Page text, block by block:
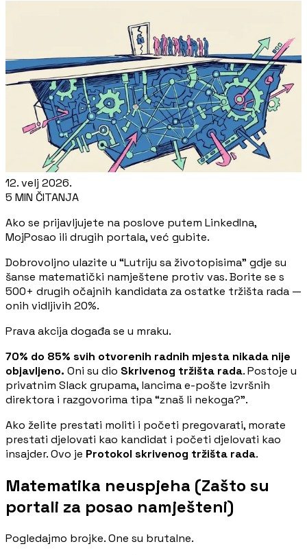
12. velj 2026.
5 MIN ČITANJA
Ako se prijavljujete na poslove putem LinkedIna,
MojPosao ili drugih portala, već gubite.
Dobrovoljno ulazite u “Lutriju sa životopisima” gdje su
šanse matematički namještene protiv vas. Borite se s
500+ drugih očajnih kandidata za ostatke tržišta rada —
onih vidljivih 20%.
Prava akcija događa se u mraku.
70% do 85% svih otvorenih radnih mjesta nikada nije
objavljeno. Oni su dio Skrivenog tržišta rada. Postoje u
privatnim Slack grupama, lancima e-pošte izvršnih
direktora i razgovorima tipa “znaš li nekoga?”.
Ako želite prestati moliti i početi pregovarati, morate
prestati djelovati kao kandidat i početi djelovati kao
insajder. Ovo je Protokol skrivenog tržišta rada.
Matematika neuspjeha (Zašto su
portali za posao namješteni)
Pogledajmo brojke. One su brutalne.